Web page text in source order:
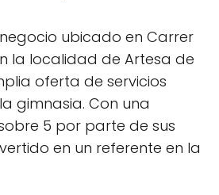
ubicado en Carrer
la localidad de Artesa de
oferta de servicios
gimnasia. Con una
5 por parte de sus
en un referente en la